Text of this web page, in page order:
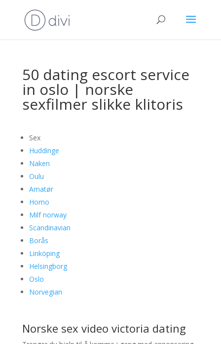
50 dating escort service
in oslo | norske
sexfilmer slikke klitoris
Sex
Huddinge
Naken
Oulu
Amatør
Homo
Milf norway
Scandinavian
Borås
Linköping
Helsingborg
Oslo
Norvegian
Norske sex video victoria dating